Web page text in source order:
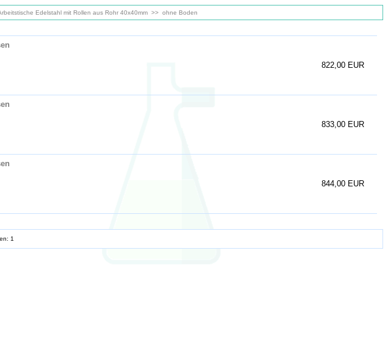
Edelstahl mit Rollen aus Rohr 40x40mm >> ohne Boden
822,00 EUR
833,00 EUR
844,00 EUR
1